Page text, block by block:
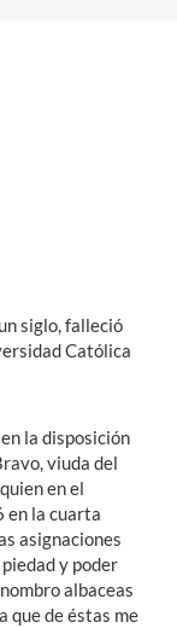
siglo, falleció
Católica
la disposición
viuda del
en el
en la cuarta
asignaciones
y poder
albaceas
que de éstas me